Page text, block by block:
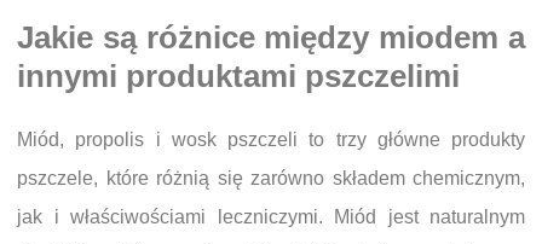
Jakie są różnice między miodem a
innymi produktami pszczelimi
Miód, propolis i wosk pszczeli to trzy główne produkty
pszczele, które różnią się zarówno składem chemicznym,
jak i właściwościami leczniczymi. Miód jest naturalnym